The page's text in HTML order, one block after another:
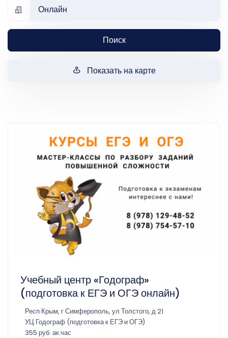
Онлайн
Поиск
Показать на карте
Учебный центр «Годограф»
(подготовка к ЕГЭ и ОГЭ онлайн)
Респ Крым, г Симферополь, ул Толстого, д 21
УЦ Годограф (подготовка к ЕГЭ и ОГЭ)
355 руб. ак.час